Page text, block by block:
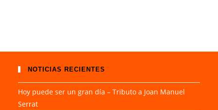
NOTICIAS RECIENTES
Hoy puede ser un gran día – Tributo a Joan Manuel
Serrat